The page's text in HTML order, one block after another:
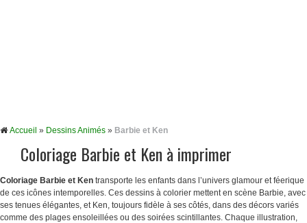
Accueil » Dessins Animés » Barbie et Ken
Coloriage Barbie et Ken à imprimer
Coloriage Barbie et Ken transporte les enfants dans l’univers glamour et féerique
de ces icônes intemporelles. Ces dessins à colorier mettent en scène Barbie, avec
ses tenues élégantes, et Ken, toujours fidèle à ses côtés, dans des décors variés
comme des plages ensoleillées ou des soirées scintillantes. Chaque illustration,